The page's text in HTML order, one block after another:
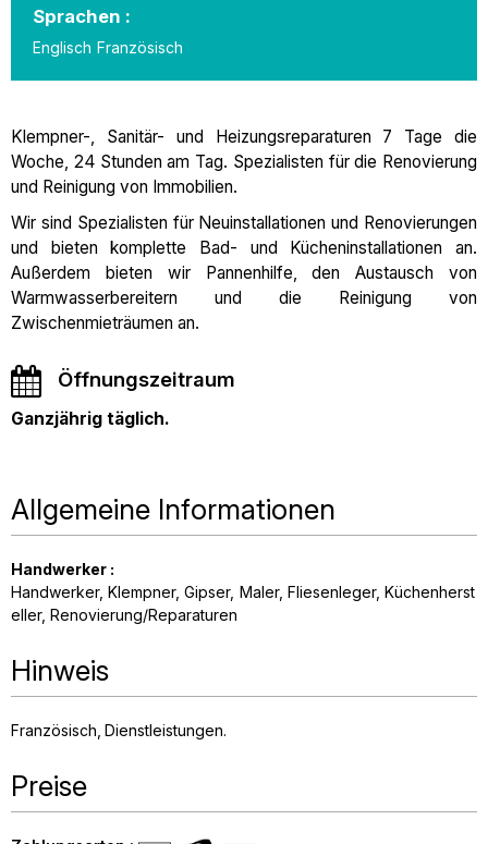
Sprachen :
Englisch Französisch
Klempner-, Sanitär- und Heizungsreparaturen 7 Tage die
Woche, 24 Stunden am Tag. Spezialisten für die Renovierung
und Reinigung von Immobilien.
Wir sind Spezialisten für Neuinstallationen und Renovierungen
und bieten komplette Bad- und Kücheninstallationen an.
Außerdem bieten wir Pannenhilfe, den Austausch von
Warmwasserbereitern und die Reinigung von
Zwischenmieträumen an.
Öffnungszeitraum
Ganzjährig täglich.
Allgemeine Informationen
Handwerker :
Handwerker Klempner Gipser Maler Fliesenleger Küchenherst
eller Renovierung/Reparaturen
Hinweis
Französisch Dienstleistungen
Preise